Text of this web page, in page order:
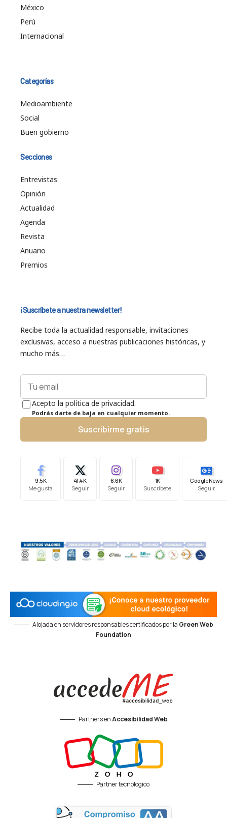
México
Perú
Internacional
Categorías
Medioambiente
Social
Buen gobierno
Secciones
Entrevistas
Opinión
Actualidad
Agenda
Revista
Anuario
Premios
¡Suscríbete a nuestra newsletter!
Recibe toda la actualidad responsable, invitaciones
exclusivas, acceso a nuestras publicaciones históricas, y
mucho más…
Acepto la política de privacidad.
Podrás darte de baja en cualquier momento.
Suscribirme gratis
9.5K
Me gusta
41.4K
Seguir
6.6K
Seguir
1K
Suscríbete
Google News
Seguir
Alojada en servidores responsables certificados por la Green Web
Foundation
Partners enAccesibilidad Web
Partner tecnológico